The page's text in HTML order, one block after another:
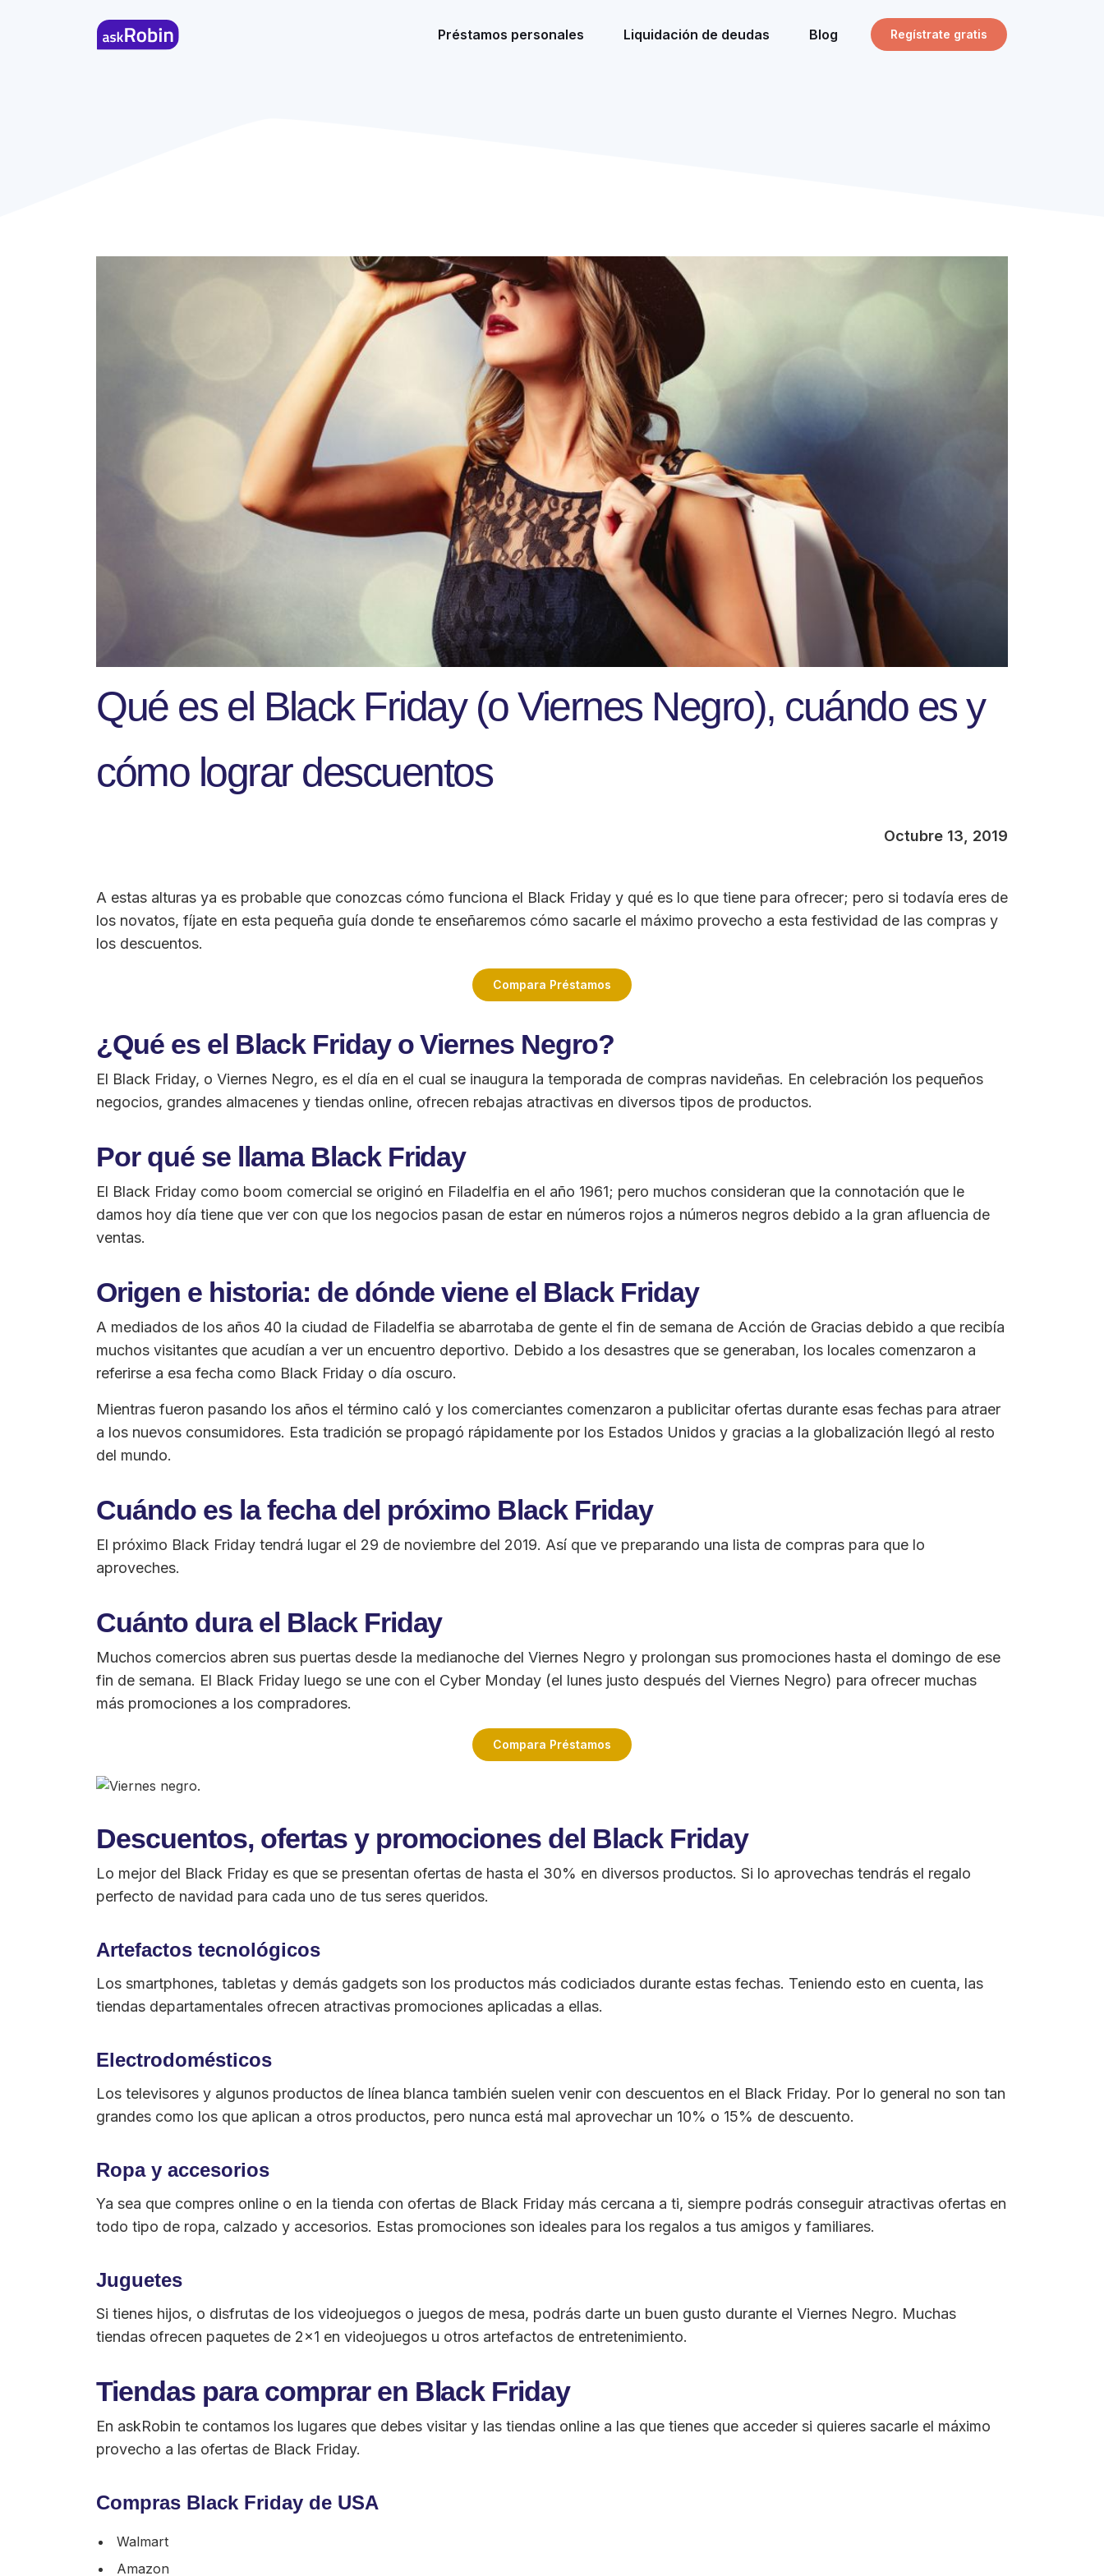
Préstamos personales Liquidación de deudas Blog Regístrate gratis
Qué es el Black Friday (o Viernes Negro), cuándo es y
cómo lograr descuentos
Octubre 13, 2019
A estas alturas ya es probable que conozcas cómo funciona el Black Friday y qué es lo que tiene para ofrecer; pero si todavía eres de
los novatos, fíjate en esta pequeña guía donde te enseñaremos cómo sacarle el máximo provecho a esta festividad de las compras y
los descuentos.
Compara Préstamos
¿Qué es el Black Friday o Viernes Negro?
El Black Friday, o Viernes Negro, es el día en el cual se inaugura la temporada de compras navideñas. En celebración los pequeños
negocios, grandes almacenes y tiendas online, ofrecen rebajas atractivas en diversos tipos de productos.
Por qué se llama Black Friday
El Black Friday como boom comercial se originó en Filadelfia en el año 1961; pero muchos consideran que la connotación que le
damos hoy día tiene que ver con que los negocios pasan de estar en números rojos a números negros debido a la gran afluencia de
ventas.
Origen e historia: de dónde viene el Black Friday
A mediados de los años 40 la ciudad de Filadelfia se abarrotaba de gente el fin de semana de Acción de Gracias debido a que recibía
muchos visitantes que acudían a ver un encuentro deportivo. Debido a los desastres que se generaban, los locales comenzaron a
referirse a esa fecha como Black Friday o día oscuro.
Mientras fueron pasando los años el término caló y los comerciantes comenzaron a publicitar ofertas durante esas fechas para atraer
a los nuevos consumidores. Esta tradición se propagó rápidamente por los Estados Unidos y gracias a la globalización llegó al resto
del mundo.
Cuándo es la fecha del próximo Black Friday
El próximo Black Friday tendrá lugar el 29 de noviembre del 2019. Así que ve preparando una lista de compras para que lo
aproveches.
Cuánto dura el Black Friday
Muchos comercios abren sus puertas desde la medianoche del Viernes Negro y prolongan sus promociones hasta el domingo de ese
fin de semana. El Black Friday luego se une con el Cyber Monday (el lunes justo después del Viernes Negro) para ofrecer muchas
más promociones a los compradores.
Compara Préstamos
Descuentos, ofertas y promociones del Black Friday
Lo mejor del Black Friday es que se presentan ofertas de hasta el 30% en diversos productos. Si lo aprovechas tendrás el regalo
perfecto de navidad para cada uno de tus seres queridos.
Artefactos tecnológicos
Los smartphones, tabletas y demás gadgets son los productos más codiciados durante estas fechas. Teniendo esto en cuenta, las
tiendas departamentales ofrecen atractivas promociones aplicadas a ellas.
Electrodomésticos
Los televisores y algunos productos de línea blanca también suelen venir con descuentos en el Black Friday. Por lo general no son tan
grandes como los que aplican a otros productos, pero nunca está mal aprovechar un 10% o 15% de descuento.
Ropa y accesorios
Ya sea que compres online o en la tienda con ofertas de Black Friday más cercana a ti, siempre podrás conseguir atractivas ofertas en
todo tipo de ropa, calzado y accesorios. Estas promociones son ideales para los regalos a tus amigos y familiares.
Juguetes
Si tienes hijos, o disfrutas de los videojuegos o juegos de mesa, podrás darte un buen gusto durante el Viernes Negro. Muchas
tiendas ofrecen paquetes de 2×1 en videojuegos u otros artefactos de entretenimiento.
Tiendas para comprar en Black Friday
En askRobin te contamos los lugares que debes visitar y las tiendas online a las que tienes que acceder si quieres sacarle el máximo
provecho a las ofertas de Black Friday.
Compras Black Friday de USA
Walmart
Amazon